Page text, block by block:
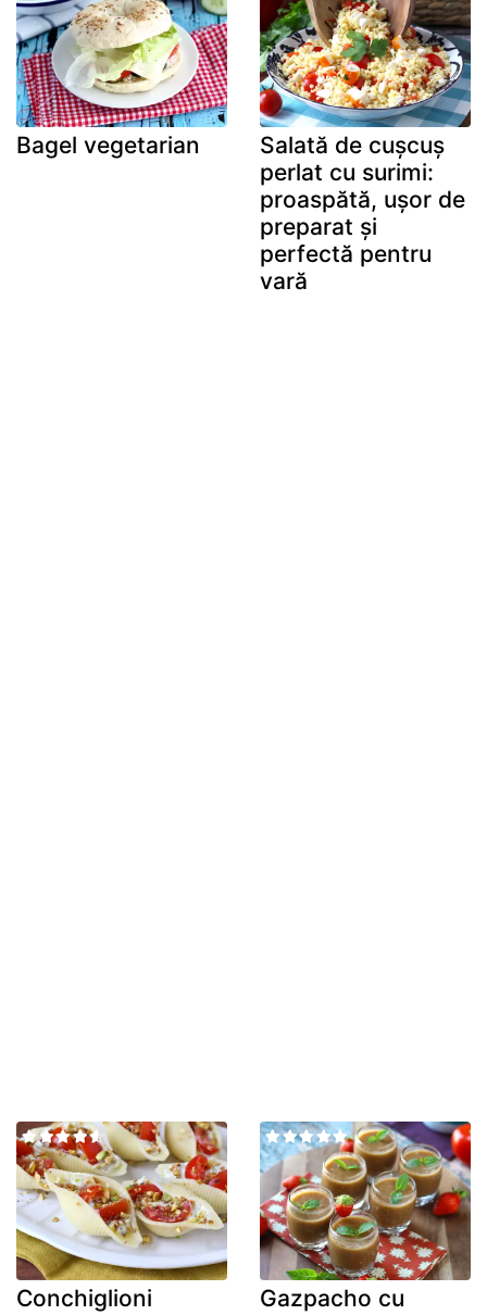
Bagel vegetarian
Salată de cușcuș
perlat cu surimi:
proaspătă, ușor de
preparat și
perfectă pentru
vară
Conchiglioni
Gazpacho cu